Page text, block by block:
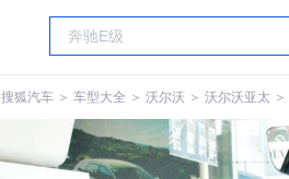
搜狐汽车 ＞ 车型大全 ＞ 沃尔沃 ＞ 沃尔沃亚太 ＞